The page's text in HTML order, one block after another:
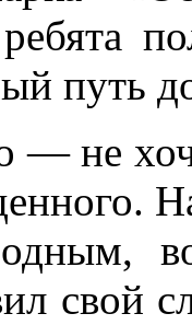
путь
— не
свой